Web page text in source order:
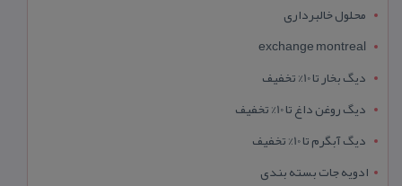
محلول خالبرداری
exchange montreal
دیگ بخار تا 10% تخفیف
دیگ روغن داغ تا 10% تخفیف
دیگ آبگرم تا 10% تخفیف
ادویه جات بسته بندی